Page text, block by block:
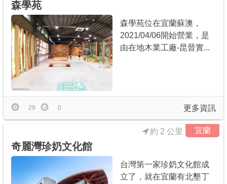
森學苑
森學苑位在宜蘭蘇澳，
2021/04/06開始營業，是
由在地木業工廠-昆晉實...
更多資訊
29 0
宜蘭
約 2 公里
奇麗灣珍奶文化館
台灣第一家珍奶文化館成
立了，就在宜蘭有北墾丁